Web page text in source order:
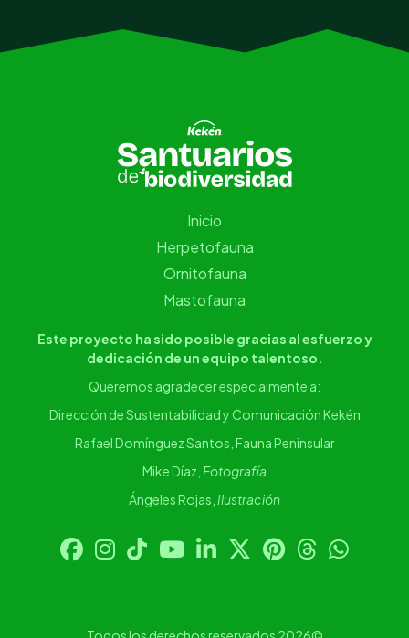
Inicio
Herpetofauna
Ornitofauna
Mastofauna
Este proyecto ha sido posible gracias al esfuerzo y
dedicación de un equipo talentoso.
Queremos agradecer especialmente a:
Dirección de Sustentabilidad y Comunicación Kekén
Rafael Domínguez Santos, Fauna Peninsular
Mike Díaz, Fotografía
Ángeles Rojas, Ilustración